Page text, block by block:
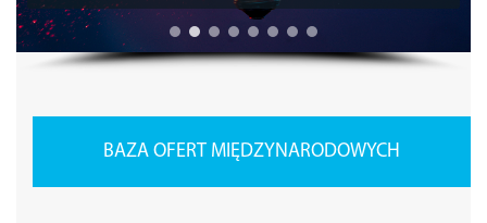
BAZA OFERT MIĘDZYNARODOWYCH